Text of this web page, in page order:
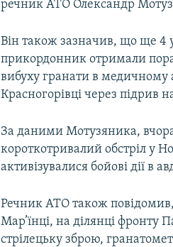
речник АТО Олександр
Він також зазначив, що ще 4
прикордонник отримали
вибуху гранати в медичному
Красногорівці через підрив
За даними Мотузяника,
короткотривалий обстріл у
активізувалися бойові дії в
Речник АТО також
Мар’їнці, на ділянці фронту
стрілецьку зброю,